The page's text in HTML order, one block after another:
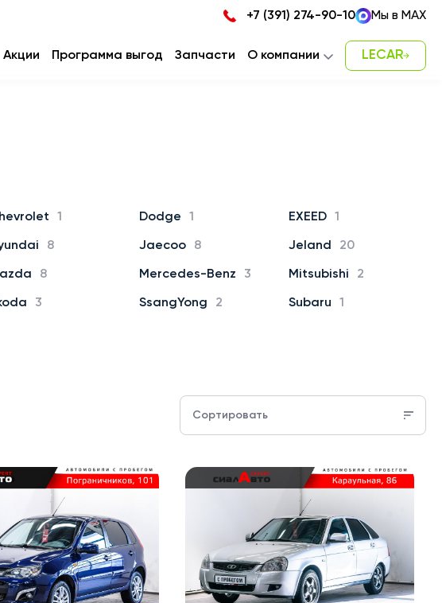
+7 (391) 274-90-10 Мы в MAX
Акции Программа выгод Запчасти О компании LECAR
1 Dodge 1 EXEED 1
8 Jaecoo 8 Jeland 20
8 Mercedes-Benz 3 Mitsubishi 2
3 SsangYong 2 Subaru 1
Сортировать